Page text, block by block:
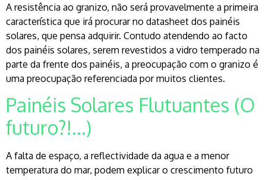
A resistência ao granizo, não será provavelmente a primeira
característica que irá procurar no datasheet dos painéis
solares, que pensa adquirir. Contudo atendendo ao facto
dos painéis solares, serem revestidos a vidro temperado na
parte da frente dos painéis, a preocupação com o granizo é
uma preocupação referenciada por muitos clientes.
Painéis Solares Flutuantes (O
futuro?!…)
A falta de espaço, a reflectividade da agua e a menor
temperatura do mar, podem explicar o crescimento futuro